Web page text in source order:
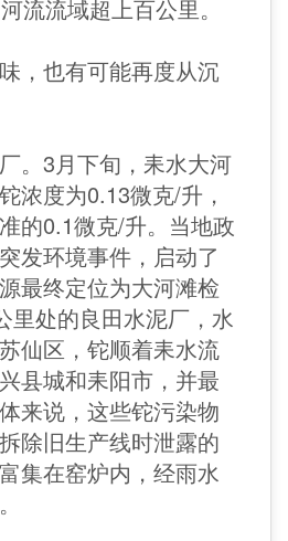
流流域超上百公里。
，也有可能再度从沉
。3月下旬，耒水大河
浓度为0.13微克/升，
的0.1微克/升。当地政
发环境事件，启动了
最终定位为大河滩检
里处的良田水泥厂，水
仙区，铊顺着耒水流
县城和耒阳市，并最
来说，这些铊污染物
除旧生产线时泄露的
集在窑炉内，经雨水